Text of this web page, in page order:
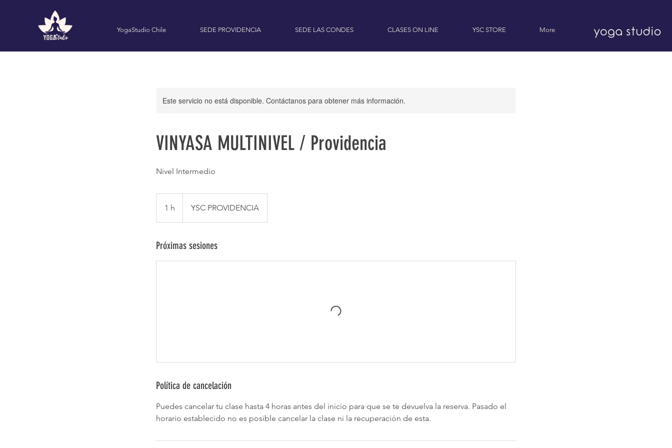
YogaStudio Chile SEDE PROVIDENCIA SEDE LAS CONDES CLASES ON LINE YSC STORE More
Este servicio no está disponible. Contáctanos para obtener más información.
VINYASA MULTINIVEL / Providencia
Nivel Intermedio
1 h YSC PROVIDENCIA
Próximas sesiones
Política de cancelación
Puedes cancelar tu clase hasta 4 horas antes del inicio para que se te devuelva la reserva. Pasado el
horario establecido no es posible cancelar la clase ni la recuperación de esta.